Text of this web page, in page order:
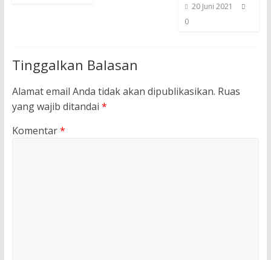
20 Juni 2021
0
Tinggalkan Balasan
Alamat email Anda tidak akan dipublikasikan. Ruas
yang wajib ditandai *
Komentar*